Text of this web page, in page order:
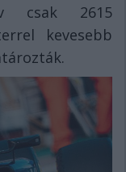
csak 2615
kevesebb